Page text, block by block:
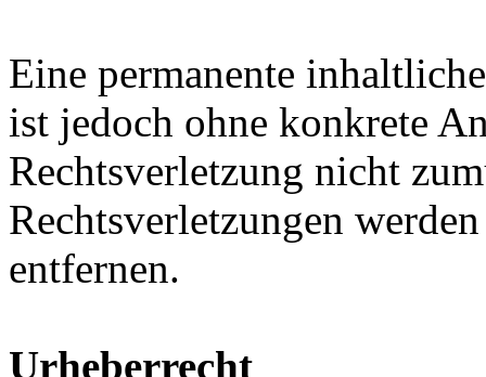
Eine permanente
ist jedoch ohne konkrete
Rechtsverletzung nicht
Rechtsverletzungen
entfernen.
Urheberrecht